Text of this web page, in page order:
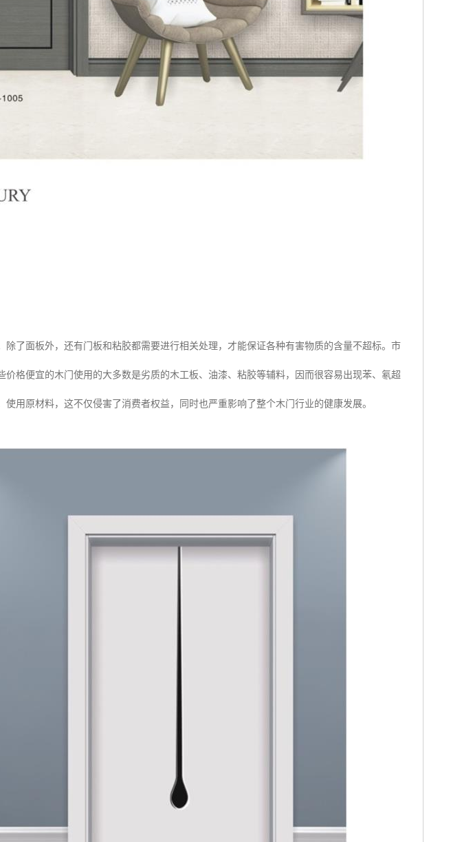
除了面板外，还有门板和粘胶都需要进行相关处理，才能保证各种有害物质的含量不超标。市
格便宜的木门使用的大多数是劣质的木工板、油漆、粘胶等辅料，因而很容易出现苯、氡超
用原材料，这不仅侵害了消费者权益，同时也严重影响了整个木门行业的健康发展。